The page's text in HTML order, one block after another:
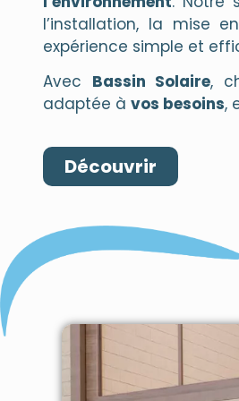
l’installation, la mise
expérience simple et
Avec Bassin Solaire,
adaptée à vos besoins,
Découvrir